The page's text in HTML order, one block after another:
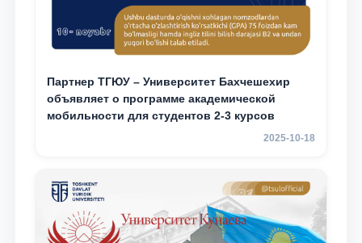
Партнер ТГЮУ – Университет Бахчешехир
объявляет о программе академической
мобильности для студентов 2-3 курсов
2025-10-18